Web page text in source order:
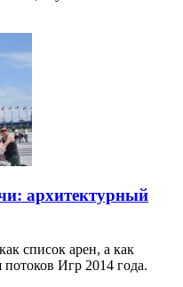
архитектурный
список арен, а как
Игр 2014 года.